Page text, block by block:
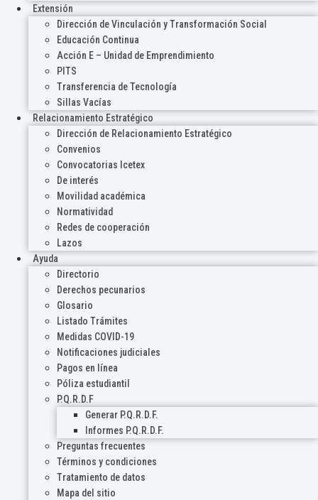
Extensión
Dirección de Vinculación y Transformación Social
Educación Continua
Acción E – Unidad de Emprendimiento
PITS
Transferencia de Tecnología
Sillas Vacías
Relacionamiento Estratégico
Dirección de Relacionamiento Estratégico
Convenios
Convocatorias Icetex
De interés
Movilidad académica
Normatividad
Redes de cooperación
Lazos
Ayuda
Directorio
Derechos pecunarios
Glosario
Listado Trámites
Medidas COVID-19
Notificaciones judiciales
Pagos en línea
Póliza estudiantil
P.Q.R.D.F
Generar P.Q.R.D.F.
Informes P.Q.R.D.F.
Preguntas frecuentes
Términos y condiciones
Tratamiento de datos
Mapa del sitio